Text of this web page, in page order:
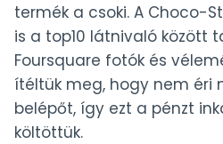
termék a csoki. A Choco-
is a top10 látnivaló között
Foursquare fotók és
ítéltük meg, hogy nem éri
belépőt, így ezt a pénzt
költöttük.